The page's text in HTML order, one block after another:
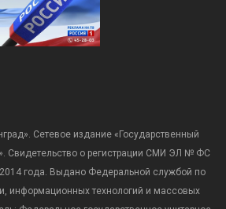
Сетевое издание «Государственный
Свидетельство о регистрации СМИ ЭЛ № ФС
2014 года. Выдано Федеральной службой по
информационных технологий и массовых